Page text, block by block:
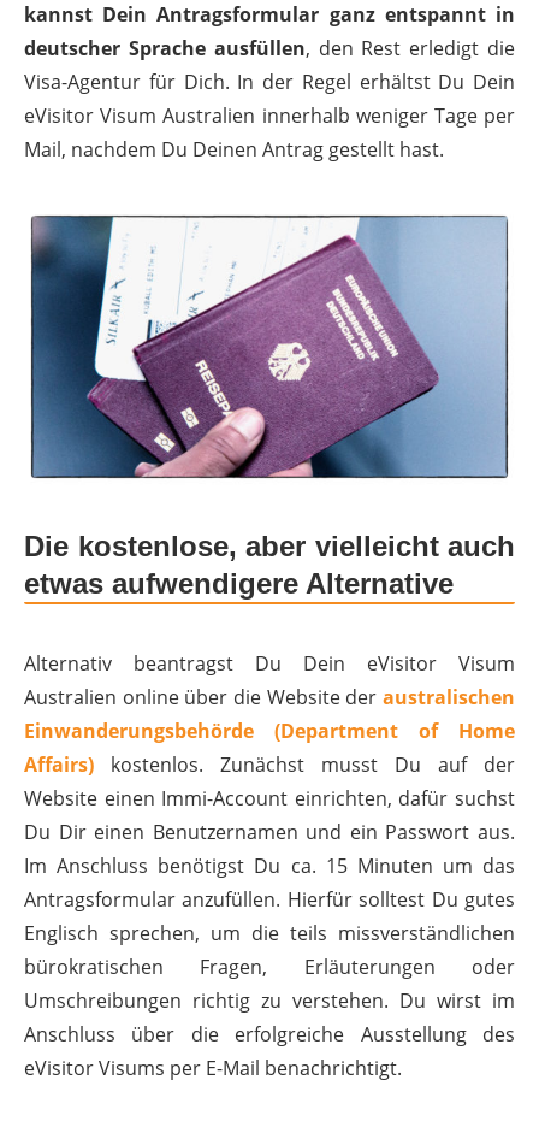
kannst Dein Antragsformular ganz entspannt in
deutscher Sprache ausfüllen, den Rest erledigt die
Visa-Agentur für Dich. In der Regel erhältst Du Dein
eVisitor Visum Australien innerhalb weniger Tage per
Mail, nachdem Du Deinen Antrag gestellt hast.
Die kostenlose, aber vielleicht auch
etwas aufwendigere Alternative
Alternativ beantragst Du Dein eVisitor Visum
Australien online über die Website der australischen
Einwanderungsbehörde (Department of Home
Affairs) kostenlos. Zunächst musst Du auf der
Website einen Immi-Account einrichten, dafür suchst
Du Dir einen Benutzernamen und ein Passwort aus.
Im Anschluss benötigst Du ca. 15 Minuten um das
Antragsformular anzufüllen. Hierfür solltest Du gutes
Englisch sprechen, um die teils missverständlichen
bürokratischen Fragen, Erläuterungen oder
Umschreibungen richtig zu verstehen. Du wirst im
Anschluss über die erfolgreiche Ausstellung des
eVisitor Visums per E-Mail benachrichtigt.